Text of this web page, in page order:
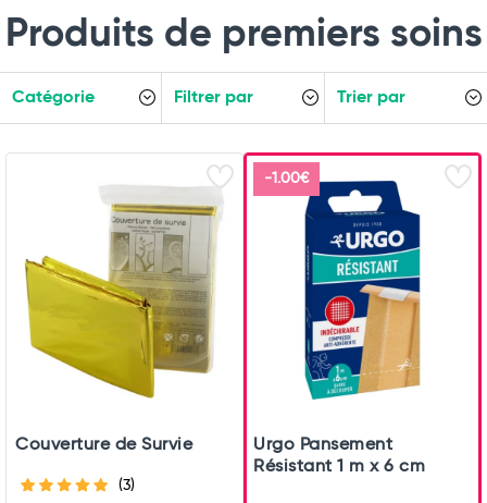
Produits de premiers soins
Catégorie Filtrer par Trier par
Couverture de Survie
(3)
-1.00€
Urgo Pansement
Résistant 1 m x 6 cm